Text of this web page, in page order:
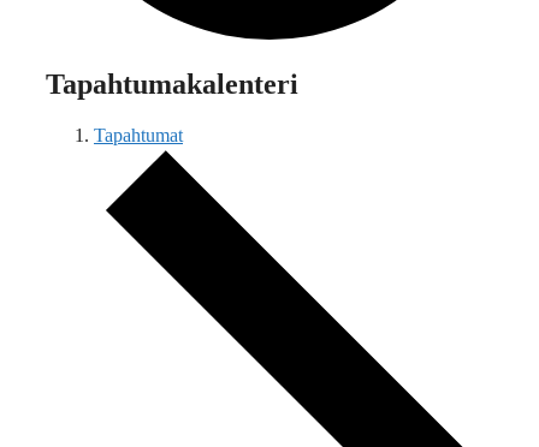
Tapahtumakalenteri
Tapahtumat